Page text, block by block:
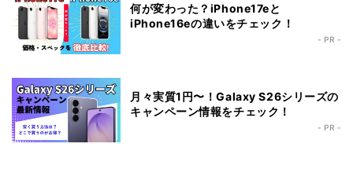
何が変わった？iPhone17eと
iPhone16eの違いをチェック！
- PR -
月々実質1円〜！Galaxy S26シリーズの
キャンペーン情報をチェック！
- PR -